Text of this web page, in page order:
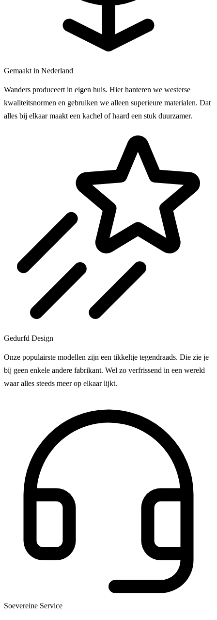
Gemaakt in Nederland
Wanders produceert in eigen huis. Hier hanteren we westerse
kwaliteitsnormen en gebruiken we alleen superieure materialen. Dat
alles bij elkaar maakt een kachel of haard een stuk duurzamer.
Gedurfd Design
Onze populairste modellen zijn een tikkeltje tegendraads. Die zie je
bij geen enkele andere fabrikant. Wel zo verfrissend in een wereld
waar alles steeds meer op elkaar lijkt.
Soevereine Service